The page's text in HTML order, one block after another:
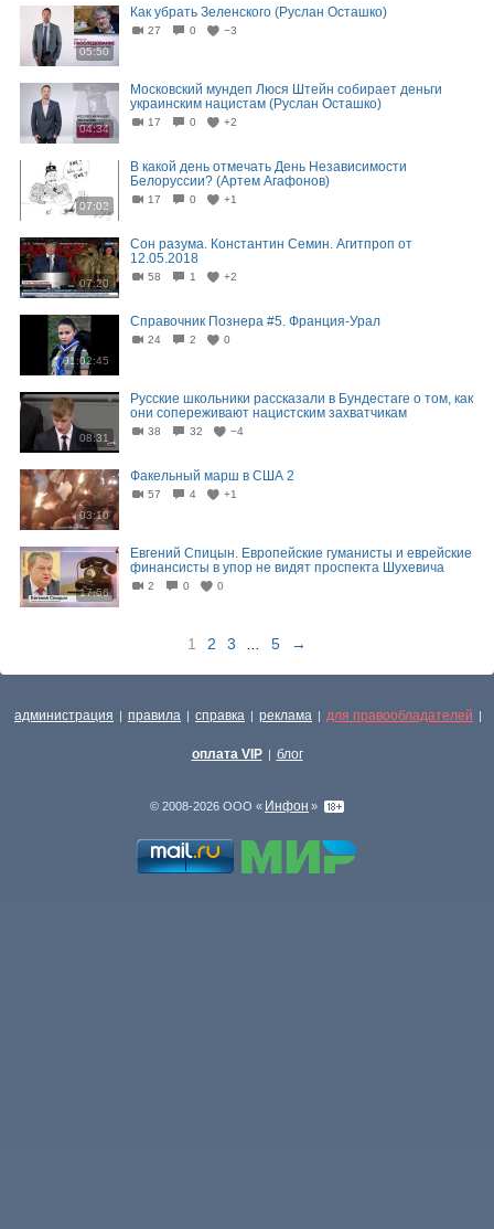
05:50
Как убрать Зеленского (Руслан Осташко)
27 0 −3
04:34
Московский мундеп Люся Штейн собирает деньги
украинским нацистам (Руслан Осташко)
17 0 +2
07:02
В какой день отмечать День Независимости
Белоруссии? (Артем Агафонов)
17 0 +1
07:20
Сон разума. Константин Семин. Агитпроп от
12.05.2018
58 1 +2
01:02:45
Справочник Познера #5. Франция-Урал
24 2 0
08:31
Русские школьники рассказали в Бундестаге о том, как
они сопереживают нацистским захватчикам
38 32 −4
03:10
Факельный марш в США 2
57 4 +1
17:56
Евгений Спицын. Европейские гуманисты и еврейские
финансисты в упор не видят проспекта Шухевича
2 0 0
1 2 3 5 →
администрация | правила | справка | реклама | для правообладателей |
оплата VIP | блог
© 2008-2026 ООО « Инфон »